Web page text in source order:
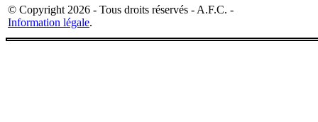
© Copyright 2026 - Tous droits réservés - A.F.C. -
Information légale.